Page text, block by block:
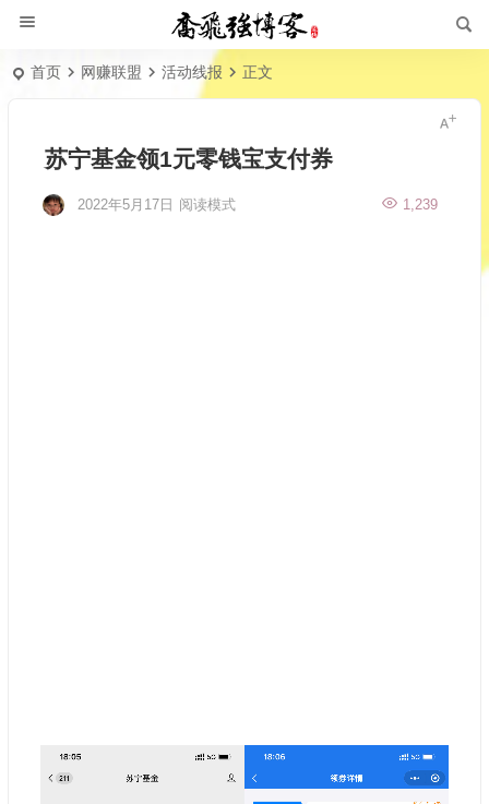
首页 网赚联盟 活动线报 正文
苏宁基金领1元零钱宝支付券
2022年5月17日 1,239
阅读模式